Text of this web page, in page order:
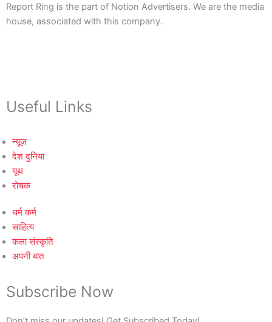
Report Ring is the part of Notion Advertisers. We are the media
house, associated with this company.
Useful Links
न्यूज़
देश दुनिया
यूथ
रोचक
धर्म कर्म
साहित्य
कला संस्कृति
अपनी बात
Subscribe Now